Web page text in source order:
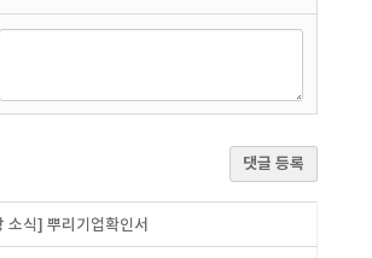
댓글 등록
소식] 뿌리기업확인서